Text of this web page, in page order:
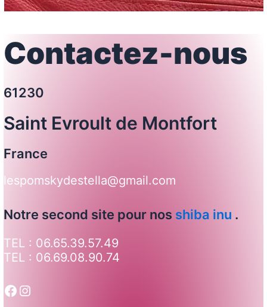
Contactez-nous
61230
Saint Evroult de Montfort
France
lespomskydestella@gmail.com
Notre second site pour nos shiba inu .
TEL : 06.65.39.57.49
TEL : 06.69.08.90.74